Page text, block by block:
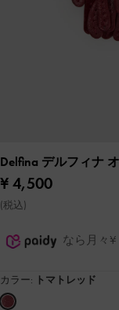
Delfina デルフィナ
¥ 4,500
(税込)
なら月々
カラー: トマトレッド